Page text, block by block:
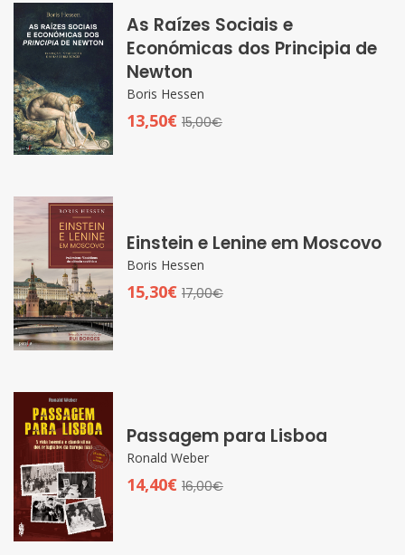
As Raízes Sociais e
Económicas dos Principia de
Newton
Boris Hessen
13,50€ 15,00€
Einstein e Lenine em Moscovo
Boris Hessen
15,30€ 17,00€
Passagem para Lisboa
Ronald Weber
14,40€ 16,00€